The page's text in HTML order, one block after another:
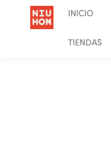
INICIO
TIENDAS